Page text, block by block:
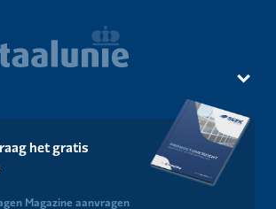
het gratis
Magazine aanvragen